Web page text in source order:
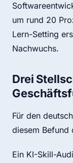
um rund 20
Lern-Setting
Nachwuchs.
Drei
Für den
diesem Befund
Ein KI-Skill-